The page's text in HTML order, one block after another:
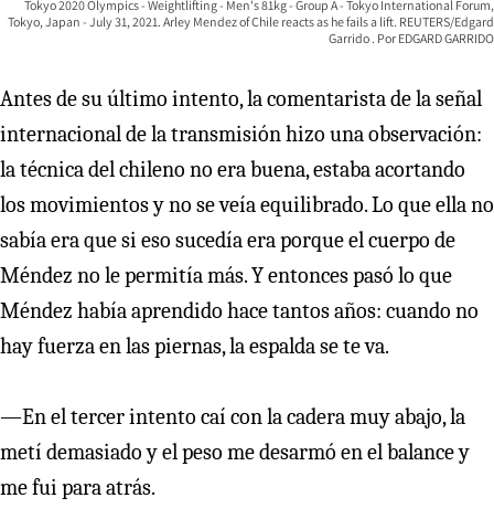
Tokyo 2020 Olympics - Weightlifting - Men's 81kg - Group A - Tokyo International Forum,
Tokyo, Japan - July 31, 2021. Arley Mendez of Chile reacts as he fails a lift. REUTERS/Edgard
Garrido
EDGARD GARRIDO
Antes de su último intento, la comentarista de la señal
internacional de la transmisión hizo una observación:
la técnica del chileno no era buena, estaba acortando
los movimientos y no se veía equilibrado. Lo que ella no
sabía era que si eso sucedía era porque el cuerpo de
Méndez no le permitía más. Y entonces pasó lo que
Méndez había aprendido hace tantos años: cuando no
hay fuerza en las piernas, la espalda se te va.
—En el tercer intento caí con la cadera muy abajo, la
metí demasiado y el peso me desarmó en el balance y
me fui para atrás.